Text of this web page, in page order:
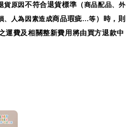
貨原因不符合退貨標準（商品配品、外
、人為因素造成商品瑕疵…等 ）時，則
運費及相關整新費用將由買方退款中